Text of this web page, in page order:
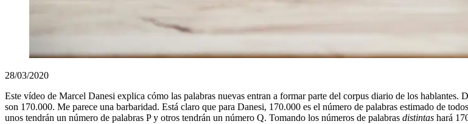
28/03/2020
Este vídeo de Marcel Danesi explica cómo las palabras nuevas entran a formar parte del corpus diario de los hablantes.
son 170.000. Me parece una barbaridad. Está claro que para Danesi, 170.000 es el número de palabras estimado de
unos tendrán un número de palabras P y otros tendrán un número Q. Tomando los números de palabras distintas hará